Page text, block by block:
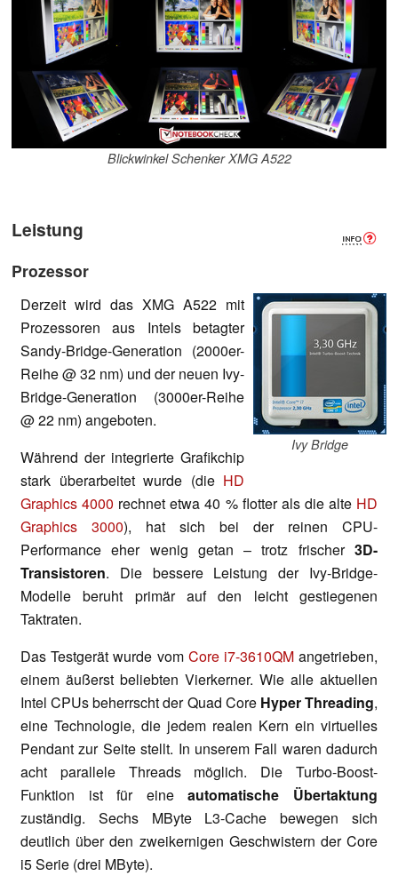
Blickwinkel Schenker XMG A522
Leistung
Prozessor
Ivy Bridge
Derzeit wird das XMG A522 mit
Prozessoren aus Intels betagter
Sandy-Bridge-Generation (2000er-
Reihe @ 32 nm) und der neuen Ivy-
Bridge-Generation (3000er-Reihe
@ 22 nm) angeboten.
Während der integrierte Grafikchip
stark überarbeitet wurde (die HD
Graphics 4000 rechnet etwa 40 % flotter als die alte HD
Graphics 3000), hat sich bei der reinen CPU-
Performance eher wenig getan – trotz frischer 3D-
Transistoren. Die bessere Leistung der Ivy-Bridge-
Modelle beruht primär auf den leicht gestiegenen
Taktraten.
Das Testgerät wurde vom Core i7-3610QMangetrieben,
einem äußerst beliebten Vierkerner. Wie alle aktuellen
Intel CPUs beherrscht der Quad Core Hyper Threading,
eine Technologie, die jedem realen Kern ein virtuelles
Pendant zur Seite stellt. In unserem Fall waren dadurch
acht parallele Threads möglich. Die Turbo-Boost-
Funktion ist für eineautomatische Übertaktung
zuständig. Sechs MByte L3-Cache bewegen sich
deutlich über den zweikernigen Geschwistern der Core
i5 Serie (drei MByte).